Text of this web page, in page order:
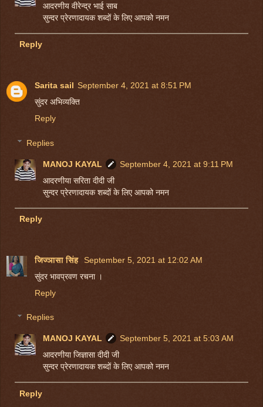
आदरणीय वीरेन्द्र भाई साब
सुन्दर प्रेरणादायक शब्दों के लिए आपको नमन
Reply
Sarita sail September 4, 2021 at 8:51 PM
सुंदर अभिव्यक्ति
Reply
Replies
MANOJ KAYAL
September 4, 2021 at 9:11 PM
आदरणीया सरिता दीदी जी
सुन्दर प्रेरणादायक शब्दों के लिए आपको नमन
Reply
जिज्ञासा सिंह
September 5, 2021 at 12:02 AM
सुंदर भावप्रवण रचना ।
Reply
Replies
MANOJ KAYAL
September 5, 2021 at 5:03 AM
आदरणीया जिज्ञासा दीदी जी
सुन्दर प्रेरणादायक शब्दों के लिए आपको नमन
Reply